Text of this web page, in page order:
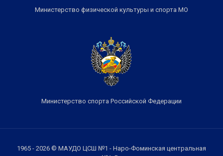
Министерство физической культуры и спорта МО
Министерство спорта Российской Федерации
1965 - 2026 © МАУДО ЦСШ №1 - Наро-Фоминская центральная